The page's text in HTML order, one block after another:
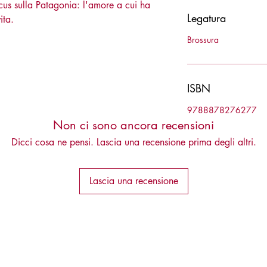
sulla Patagonia: l'amore a cui ha
Legatura
Brossura
ISBN
9788878276277
Non ci sono ancora recensioni
Dicci cosa ne pensi. Lascia una recensione prima degli altri.
Lascia una recensione